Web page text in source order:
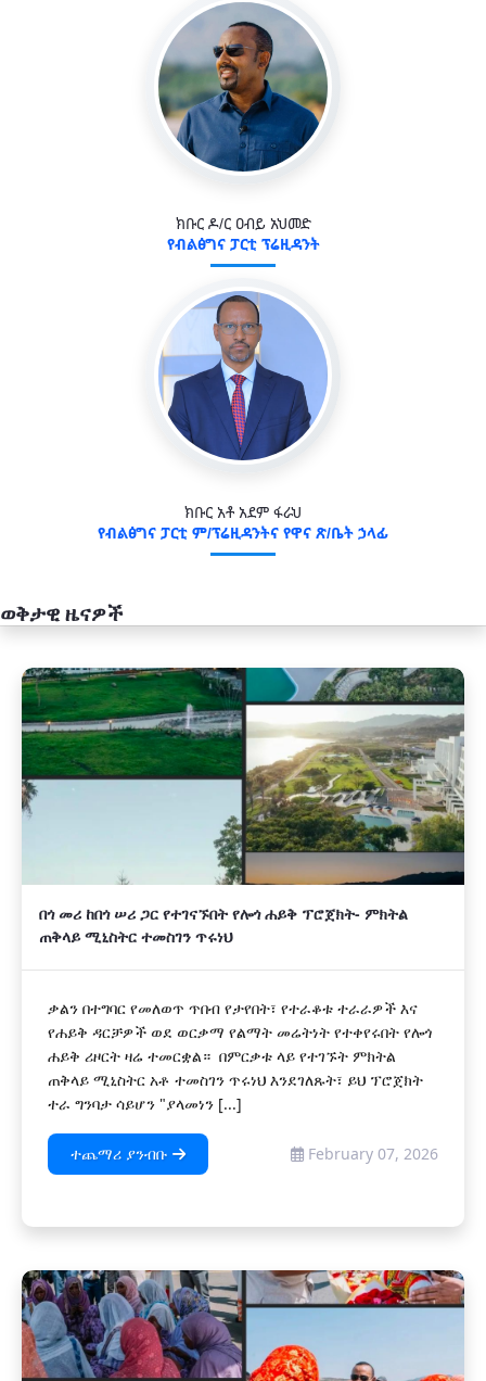
ክቡር ዶ/ር ዐብይ አህመድ
የብልፅግና ፓርቲ ፕሬዚዳንት
ክቡር አቶ አደም ፋራህ
የብልፅግና ፓርቲ ም/ፕሬዚዳንትና የዋና ጽ/ቤት ኃላፊ
ወቅታዊ ዜናዎች
አዲስ
በጎ መሪ ከበጎ ሠሪ ጋር የተገናኙበት የሎጎ ሐይቅ ፕሮጀክት- ምክትል
ጠቅላይ ሚኒስትር ተመስገን ጥሩነህ
ቃልን በተግባር የመለወጥ ጥበብ የታየበት፣ የተራቆቱ ተራራዎች እና
የሐይቅ ዳርቻዎች ወደ ወርቃማ የልማት መሬትነት የተቀየሩበት የሎጎ
ሐይቅ ሪዞርት ዛሬ ተመርቋል። በምርቃቱ ላይ የተገኙት ምክትል
ጠቅላይ ሚኒስትር አቶ ተመስገን ጥሩነህ እንደገለጹት፣ ይህ ፕሮጀክት
ተራ ግንባታ ሳይሆን "ያላመነን [...]
ተጨማሪ ያንብቡ February 07, 2026